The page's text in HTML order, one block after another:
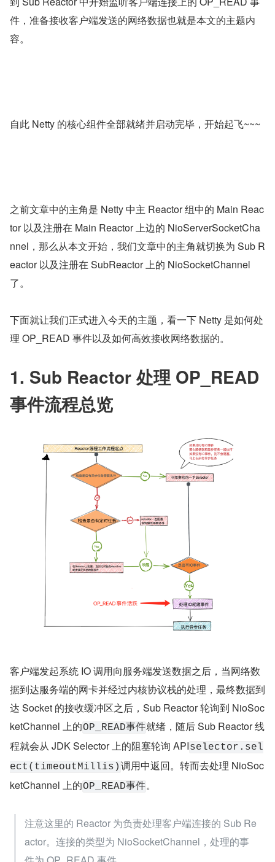
这里 Netty 的核心重要组件 NioServerSocketChannel 开始
正是登场，在 NioServerSocketChannel 中我们创建了客户
端连接 NioSocketChannel，并详细介绍了 NioSocketChan
到 Sub Reactor 中开始监听客户端连接上的 OP_READ 事
自此 Netty 的核心组件全部就绪并启动完毕，开始起飞~~~
之前文章中的主角是 Netty 中主 Reactor 组中的 Main Reac
nnel，那么从本文开始，我们文章中的主角就切换为 Sub R
eactor 以及注册在 SubReactor 上的 NioSocketChannel
下面就让我们正式进入今天的主题，看一下 Netty 是如何处
理 OP_READ 事件以及如何高效接收网络数据的。
1. Sub Reactor 处理 OP_READ
事件流程总览